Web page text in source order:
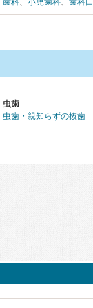
歯科、 小児歯科、 歯科
虫歯
虫歯・親知らずの抜歯